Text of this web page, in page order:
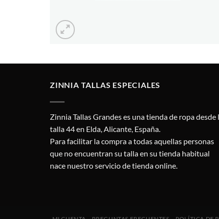
ZINNIA TALLAS ESPECIALES
Zinnia Tallas Grandes es una tienda de ropa desde
talla 44 en Elda, Alicante, España.
Para facilitar la compra a todas aquellas personas
que no encuentran su talla en su tienda habitual
nace nuestro servicio de tienda online.